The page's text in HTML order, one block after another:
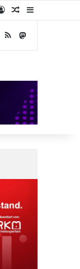
AnmeldenZufälliger
YouTube
RSS